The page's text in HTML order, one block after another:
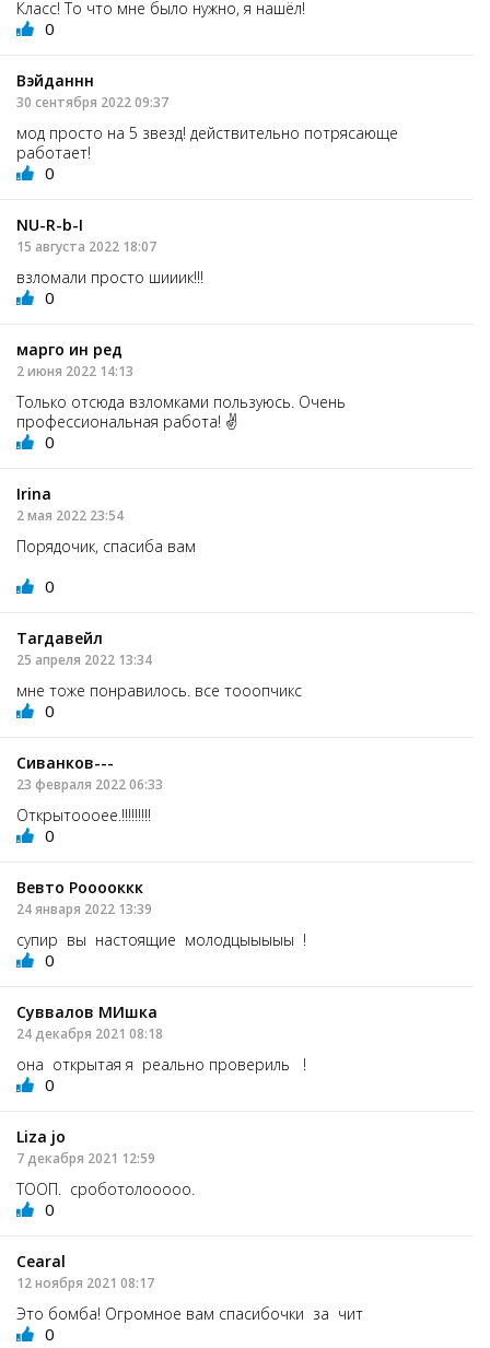
Класс! То что мне было нужно, я нашёл!
0
Вэйданнн
30 сентября 2022 09:37
мод просто на 5 звезд! действительно потрясающе
работает!
0
NU-R-b-I
15 августа 2022 18:07
взломали просто шииик!!!
0
марго ин ред
2 июня 2022 14:13
Только отсюда взломками пользуюсь. Очень
профессиональная работа! ✌️
0
Irina
2 мая 2022 23:54
Порядочик, спасиба вам
0
Тагдавейл
25 апреля 2022 13:34
мне тоже понравилось. все тооопчикс
0
Сиванков---
23 февраля 2022 06:33
Открытоооее.!!!!!!!!!
0
Вевто Рооооккк
24 января 2022 13:39
супир вы настоящие молодцыыыыы !
0
Суввалов МИшка
24 декабря 2021 08:18
она открытая я реально провериль !
0
Liza jo
7 декабря 2021 12:59
ТООП. сроботолооооо.
0
Cearal
12 ноября 2021 08:17
Это бомба! Огромное вам спасибочки за чит
0